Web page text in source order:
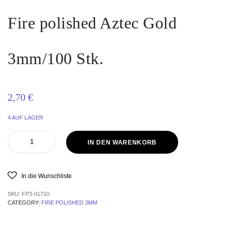
Fire polished Aztec Gold
3mm/100 Stk.
2,70 €
4 AUF LAGER
IN DEN WARENKORB
In die Wunschliste
SKU: FP3-01710
CATEGORY: FIRE POLISHED 3MM